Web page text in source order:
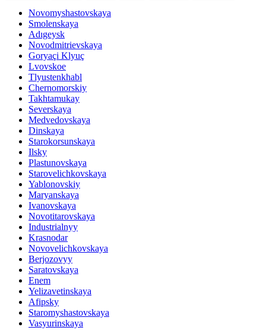
Novomyshastovskaya
Smolenskaya
Adıgeysk
Novodmitrievskaya
Goryaçi Klyuç
Lvovskoe
Tlyustenkhabl
Chernomorskiy
Takhtamukay
Severskaya
Medvedovskaya
Dinskaya
Starokorsunskaya
Ilsky
Plastunovskaya
Starovelichkovskaya
Yablonovskiy
Maryanskaya
Ivanovskaya
Novotitarovskaya
Industrialnyy
Krasnodar
Novovelichkovskaya
Berjozovyy
Saratovskaya
Enem
Yelizavetinskaya
Afipsky
Staromyshastovskaya
Vasyurinskaya